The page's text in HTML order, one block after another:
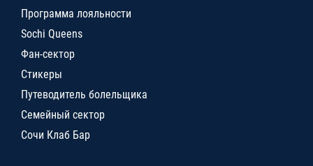
Программа лояльности
Sochi Queens
Фан-сектор
Стикеры
Путеводитель болельщика
Семейный сектор
Сочи Клаб Бар